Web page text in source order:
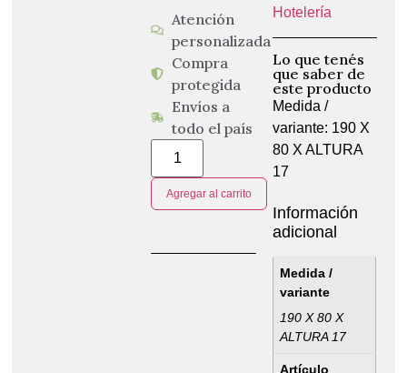
Atención
personalizada
Compra
protegida
Envíos a
todo el país
Agregar al carrito
Hotelería
Lo que tenés
que saber de
este producto
Medida /
variante: 190 X
80 X ALTURA
17
Información
adicional
Medida /
variante
190 X 80 X
ALTURA 17
Artículo